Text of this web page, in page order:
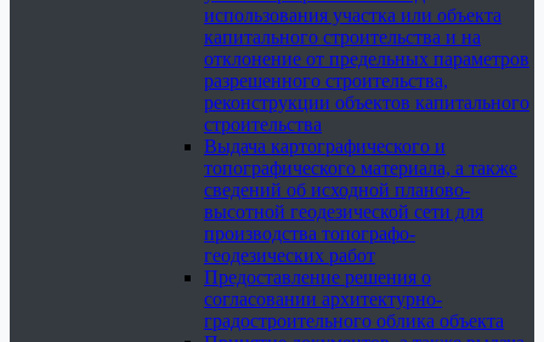
использования участка или объекта
капитального строительства и на
отклонение от предельных параметров
разрешенного строительства,
реконструкции объектов капитального
строительства
Выдача картографического и
топографического материала, а также
сведений об исходной планово-
высотной геодезической сети для
производства топографо-
геодезических работ
Предоставление решения о
согласовании архитектурно-
градостроительного облика объекта